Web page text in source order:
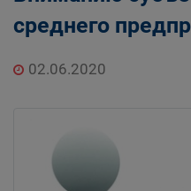
среднего
02.06.2020